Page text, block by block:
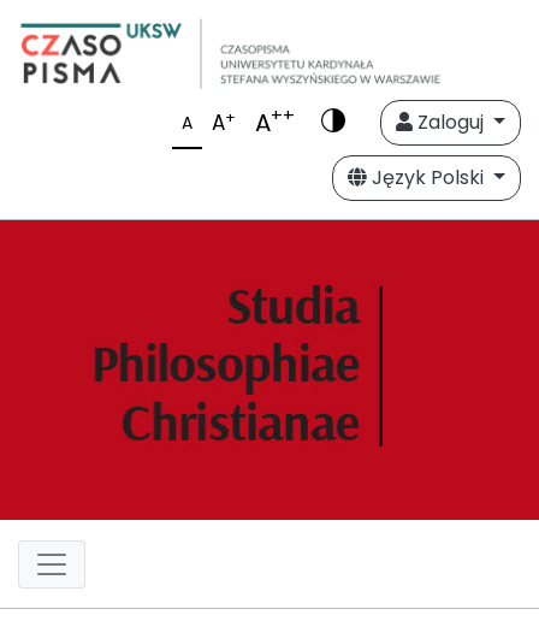
A A+ A++
Zaloguj
Język Polski